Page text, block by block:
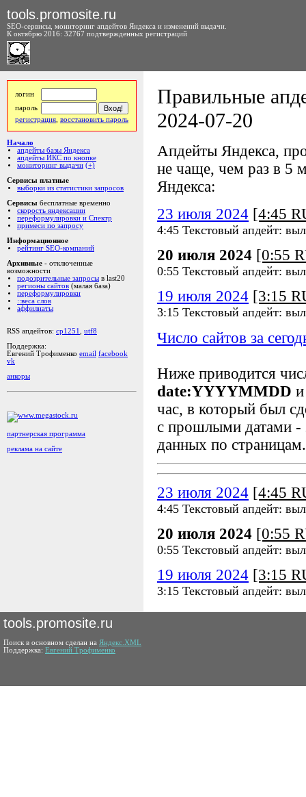
tools.promosite.ru
SEO-сервисы, мониторинг апдейтов Яндекса и изменений выдачи.
К октябрю 2016: 32767 подтвержденных регистраций
логин
пароль
регистрация восстановить пароль
Начало
апдейты базы Яндекса
апдейты ИКС по кнопке
мониторинг выдачи (+)
Сервисы платные
выборки из статистики запросов
Сервисы бесплатные временно
скорость яндексации
переформулировки и Спектр
примеси по запросу
Информационное
рейтинг SEO-компаний
Архивные - отключенные
возможности
подозрительные запросы в last20
регионы сайтов (малая база)
переформулировки
::веса слов
аффилиаты
RSS апдейтов: cp1251
utf8
Поддержка:
Евгений Трофименко email facebook
vk
анкоры
партнерская программа
реклама на сайте
Правильные
2024-07-20
Апдейты Яндекса,
не чаще, чем раз в 5
Яндекса:
23 июля 2024 [4:45
4:45 Текстовый апдейт:
20 июля 2024 [0:55
0:55 Текстовый апдейт:
19 июля 2024 [3:15
3:15 Текстовый апдейт:
Число сайтов за
Ниже приводится
date:YYYYMMDD
час, в который был
с прошлыми датами -
данных по страницам.
23 июля 2024 [4:45
4:45 Текстовый апдейт:
20 июля 2024 [0:55
0:55 Текстовый апдейт:
19 июля 2024 [3:15
3:15 Текстовый апдейт:
tools.promosite.ru
Поиск в основном сделан на Яндекс.XML
Поддержка: Евгений Трофименко